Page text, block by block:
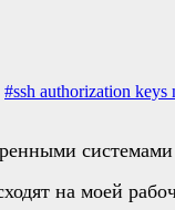
#ssh authorization
на моей